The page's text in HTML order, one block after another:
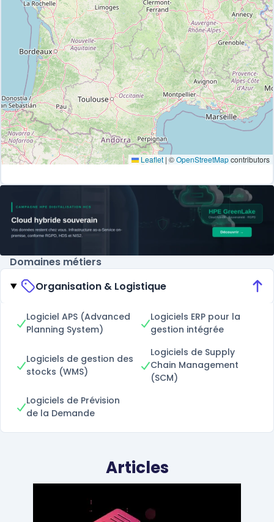
Leaflet | ©OpenStreetMapcontributors
Domaines métiers
Organisation & Logistique
Logiciel APS (Advanced
Planning System)
Logiciels ERP pour la
gestion intégrée
Logiciels de gestion des
stocks (WMS)
Logiciels de Supply
Chain Management
(SCM)
Logiciels de Prévision
de la Demande
Articles